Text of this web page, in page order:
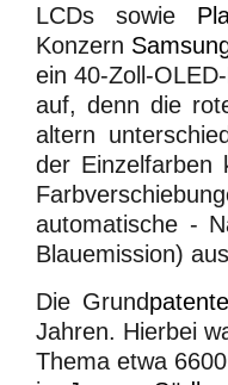
LCDs sowie
Konzern
ein 40-Zoll-
auf, denn die
altern
der
automatische -
Blauemission)
Die Grundpatente
Jahren. Hierbei
Thema etwa